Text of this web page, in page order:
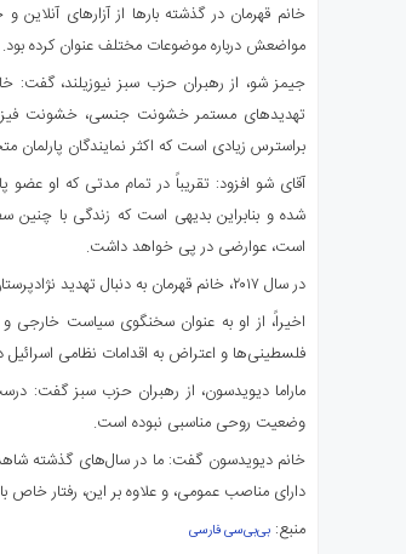
خانم قهرمان در گذشته بارها از آزارهای
مواضعش درباره موضوعات مختلف عنوان کرده بود.
جیمز شو، از رهبران حزب سبز نیوزیلند، گفت:
تهدیدهای مستمر خشونت جنسی، خشونت
براسترس زیادی است که اکثر نمایندگان پارلمان
آقای شو افزود: تقریباً در تمام مدتی که او عضو
شده و بنابراین بدیهی است که زندگی با
است، عوارضی در پی خواهد داشت.
در سال ۲۰۱۷، خانم قهرمان به دنبال تهدید نژادپرستان سفیدپوست، اسکورت امنیتی گرفته بود.
اخیراً، از او به عنوان سخنگوی سیاست
فلسطینی‌ها و اعتراض به اقدامات نظامی
ماراما دیویدسون، از رهبران حزب سبز گفت:
وضعیت روحی‌ مناسبی نبوده است.
خانم دیویدسون گفت: ما در سال‌های گذشته شاهد
دارای مناصب عمومی، و علاوه بر این، رفتار
منبع: بی‌بی‌سی فارسی